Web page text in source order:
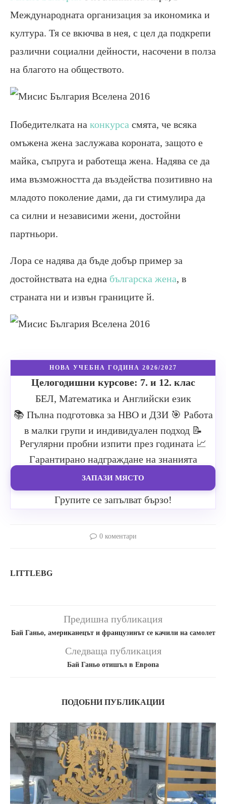
Международната организация за икономика и
култура. Тя се вкючва в нея, с цел да подкрепи
различни социални дейности, насочени в полза
на благото на обществото.
Победителката на конкурса смята, че всяка
омъжена жена заслужава короната, защото е
майка, съпруга и работеща жена. Надява се да
има възможността да въздейства позитивно на
младото поколение дами, да ги стимулира да
са силни и независими жени, достойни
партньори.
Лора се надява да бъде добър пример за
достойнствата на една българска жена, в
страната ни и извън границите й.
НОВА УЧЕБНА ГОДИНА 2026/2027
Целогодишни курсове: 7. и 12. клас
БЕЛ, Математика и Английски език
📚 Пълна подготовка за НВО и ДЗИ 🎯 Работа
в малки групи и индивидуален подход 📝
Регулярни пробни изпити през годината 📈
Гарантирано надграждане на знанията
ЗАПАЗИ МЯСТО
Групите се запълват бързо!
0 коментари
LITTLEBG
Предишна публикация
Бай Ганьо, американецът и французинът се качили на самолет
Следваща публикация
Бай Ганьо отишъл в Европа
ПОДОБНИ ПУБЛИКАЦИИ